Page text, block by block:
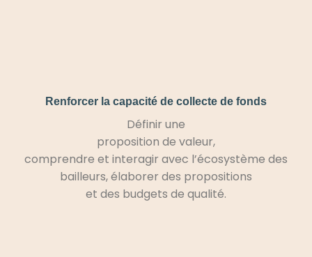
Renforcer la capacité de collecte de fonds
Définir une
proposition de valeur,
comprendre et interagir avec l’écosystème des
bailleurs, élaborer des propositions
et des budgets de qualité.